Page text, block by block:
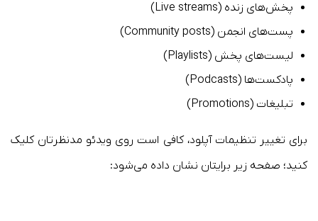
پخش‌های زنده (Live streams)
پست‌های انجمن (Community posts)
لیست‌های پخش (Playlists)
پادکست‌ها (Podcasts)
تبلیغات (Promotions)
برای تغییر تنظیمات آپلود، کافی است روی ویدئو مدنظرتان کلیک
کنید؛ صفحه زیر برایتان نشان داده می‌شود: